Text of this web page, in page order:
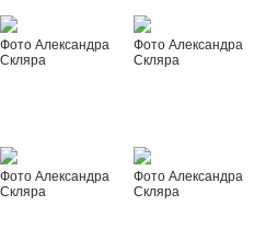
Фото Александра
Скляра
Фото Александра
Скляра
Фото Александра
Скляра
Фото Александра
Скляра